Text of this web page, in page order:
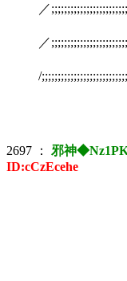
／
′ __
／
／
/
2697 ： 邪神
ID:cCzEcehe